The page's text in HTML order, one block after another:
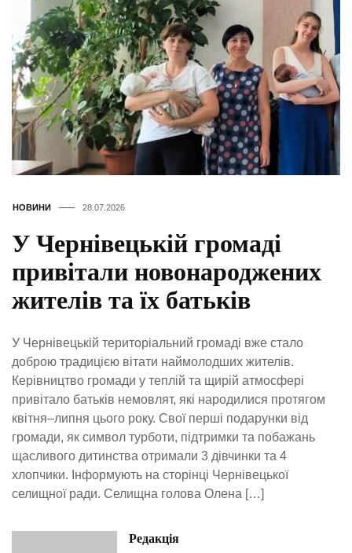
НОВИНИ 28.07.2026
У Чернівецькій громаді
привітали новонароджених
жителів та їх батьків
У Чернівецькій територіальний громаді вже стало
доброю традицією вітати наймолодших жителів.
Керівництво громади у теплій та щирій атмосфері
привітало батьків немовлят, які народилися протягом
квітня–липня цього року. Свої перші подарунки від
громади, як символ турботи, підтримки та побажань
щасливого дитинства отримали 3 дівчинки та 4
хлопчики. Інформують на сторінці Чернівецької
селищної ради. Селищна голова Олена […]
Редакція